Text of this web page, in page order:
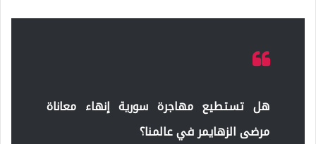
هل تستطيع مهاجرة سورية إنهاء معاناة
مرضى الزهايمر في عالمنا؟